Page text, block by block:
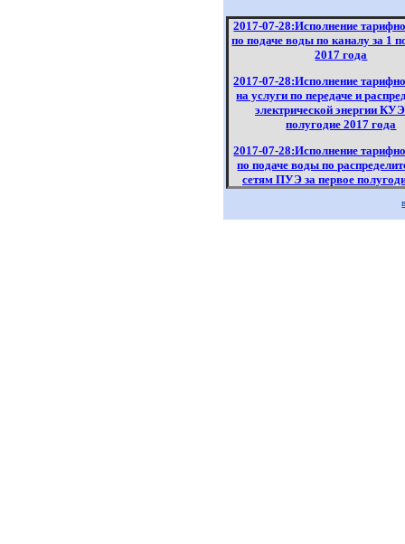
2017-07-28:Исполнение
по подаче воды по каналу за 1
2017 года
2017-07-28:Исполнение
на услуги по передаче и
электрической энергии
полугодие 2017 года
2017-07-28:Исполнение
по подаче воды по
сетям ПУЭ за первое
года
2017-07-28:Исполнение